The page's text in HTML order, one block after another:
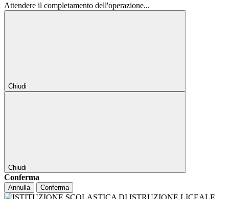
Attendere il completamento dell'operazione...
Chiudi
Chiudi
Conferma
Annulla Conferma